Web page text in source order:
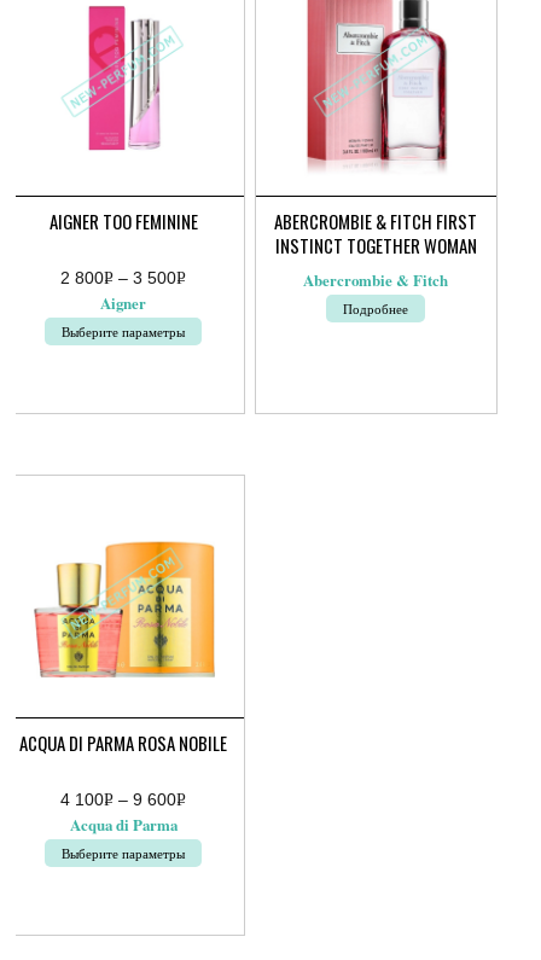
AIGNER TOO FEMININE
2 800Р
УБ.
– 3 500Р
800руб.
Aigner
Выберите параметры
имеет
Опции
странице
ABERCROMBIE & FITCH FIRST
INSTINCT TOGETHER WOMAN
Abercrombie & Fitch
Подробнее
ACQUA DI PARMA ROSA NOBILE
4 100Р
УБ.
– 9 600Р
100руб.
Acqua di Parma
Выберите параметры
имеет